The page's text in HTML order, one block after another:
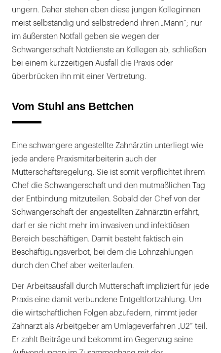
ungern. Daher stehen eben diese jungen Kolleginnen
meist selbständig und selbstredend ihren „Mann“; nur
im äußersten Notfall geben sie wegen der
Schwangerschaft Notdienste an Kollegen ab, schließen
bei einem kurzzeitigen Ausfall die Praxis oder
überbrücken ihn mit einer Vertretung.
Vom Stuhl ans Bettchen
Eine schwangere angestellte Zahnärztin unterliegt wie
jede andere Praxismitarbeiterin auch der
Mutterschaftsregelung. Sie ist somit verpflichtet ihrem
Chef die Schwangerschaft und den mutmaßlichen Tag
der Entbindung mitzuteilen. Sobald der Chef von der
Schwangerschaft der angestellten Zahnärztin erfährt,
darf er sie nicht mehr im invasiven und infektiösen
Bereich beschäftigen. Damit besteht faktisch ein
Beschäftigungsverbot, bei dem die Lohnzahlungen
durch den Chef aber weiterlaufen.
Der Arbeitsausfall durch Mutterschaft impliziert für jede
Praxis eine damit verbundene Entgeltfortzahlung. Um
die wirtschaftlichen Folgen abzufedern, nimmt jeder
Zahnarzt als Arbeitgeber am Umlageverfahren „U2“ teil.
Er zahlt Beiträge und bekommt im Gegenzug seine